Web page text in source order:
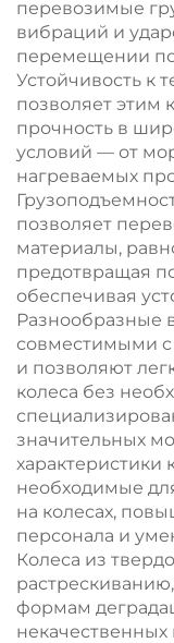
перевозимые
вибраций и
перемещении
Устойчивость к
позволяет этим
прочность в
условий — от
нагреваемых
позволяет
материалы,
предотвращая
обеспечивая
Разнообразные
совместимыми
и позволяют
колеса без
значительных
характеристики
необходимые
на колесах,
персонала и
Колеса из
формам
некачественных